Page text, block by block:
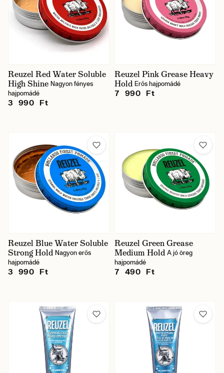
Reuzel Red Water Soluble
High Shine Nagyon fényes
hajpomádé
3 990 Ft
Reuzel Pink Grease Heavy
Hold Erős hajpomádé
7 990 Ft
Reuzel Blue Water Soluble
Strong Hold Nagyon erős
hajpomádé
3 990 Ft
Reuzel Green Grease
Medium Hold A jó öreg
hajpomádé
7 490 Ft